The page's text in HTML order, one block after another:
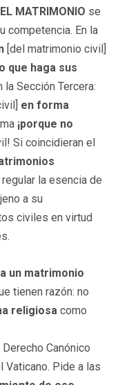
MATRIMONIO se
competencia. En la
[del matrimonio civil]
que haga sus
Sección Tercera:
en forma
¡porque no
Si coincidieran el
la esencia de
a su
civiles en virtud
un matrimonio
tienen razón: no
religiosa como
Canónico
Vaticano. Pide a las